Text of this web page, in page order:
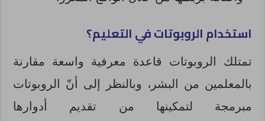
استخدام الروبوتات في التعليم؟
تمتلك الروبوتات قاعدة معرفية واسعة مقارنة
بالمعلمين من البشر، وبالنظر إلى أنّ الروبوتات
مبرمجة لتمكينها من تقديم أدوارها